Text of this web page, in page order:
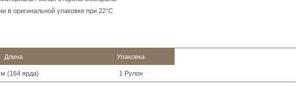
в оригинальной упаковке при 22°C
Длина Упаковка
м (164 ярда) 1 Рулон